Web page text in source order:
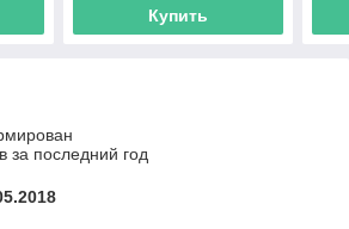
Купить
за последний год